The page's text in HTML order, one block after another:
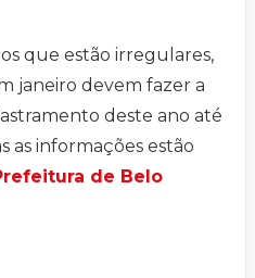
que estão irregulares,
janeiro devem fazer a
deste ano até
as informações estão
de Belo